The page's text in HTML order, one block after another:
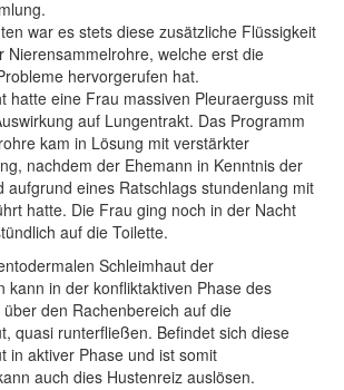
war es stets diese zusätzliche Flüssigkeit
Nierensammelrohre, welche erst die
hervorgerufen hat.
hatte eine Frau massiven Pleuraerguss mit
auf Lungentrakt. Das Programm
kam in Lösung mit verstärkter
nachdem der Ehemann in Kenntnis der
aufgrund eines Ratschlags stundenlang mit
hatte. Die Frau ging noch in der Nacht
auf die Toilette.
Schleimhaut der
kann in der konfliktaktiven Phase des
den Rachenbereich auf die
quasi runterfließen. Befindet sich diese
in aktiver Phase und ist somit
auch dies Hustenreiz auslösen.